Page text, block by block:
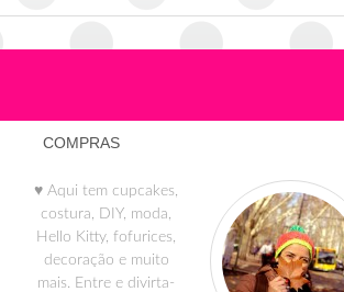
COMPRAS
♥ Aqui tem cupcakes,
costura, DIY, moda,
Hello Kitty, fofurices,
decoração e muito
mais. Entre e divirta-